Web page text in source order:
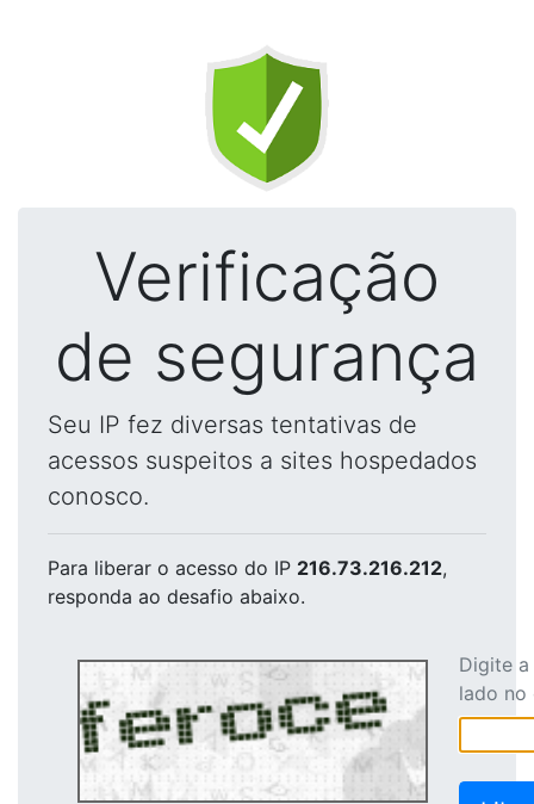
Verificação
de segurança
Seu IP fez diversas tentativas de
acessos suspeitos a sites hospedados
conosco.
Para liberar o acesso do IP 216.73.216.212,
responda ao desafio abaixo.
Digite
lado no